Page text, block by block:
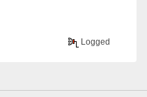
Logged